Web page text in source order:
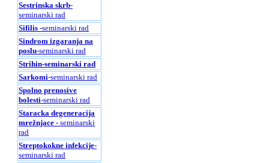
Sestrinska skrb-
seminarski rad
Sifilis -seminarski rad
Sindrom izgaranja na
poslu-seminarski rad
Strihin-seminarski rad
Sarkomi-seminarski rad
Spolno prenosive
bolesti-seminarski rad
Staracka degeneracija
mrežnjace - seminarski
rad
Streptokokne infekcije-
seminarski rad